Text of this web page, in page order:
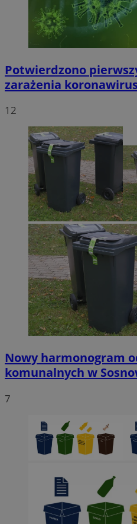
Potwierdzono
zarażenia
12
Nowy harmonogram
komunalnych w
7